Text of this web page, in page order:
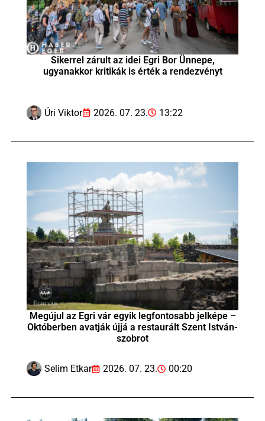
Sikerrel zárult az idei Egri Bor Ünnepe,
ugyanakkor kritikák is érték a rendezvényt
Úri Viktor 2026. 07. 23. 13:22
Megújul az Egri vár egyik legfontosabb jelképe –
Októberben avatják újjá a restaurált Szent István-
szobrot
Selim Etkar 2026. 07. 23. 00:20